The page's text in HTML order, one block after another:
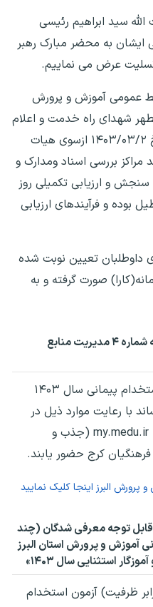
سید ابراهیم رئیسی
ایشان به محضر مبارک رهبر
تسلیت عرض می نماییم.
عمومی آموزش و پرورش
شهدای راه خدمت و اعلام
تعطیلی رسمی روز چهارشنبه مورخ ۱۴۰۳/۰۳/۲ ازسوی هیات
مراکز بررسی اسناد ومدارک و
و ارزیابی تکمیلی روز
مورخ ۱۴۰۳/۰۳/۰۲ تعطیل بوده و فرآیندهای ارزیابی
داوطلبان تعیین نوبت شده
صورت گرفته و به
خبر ۱۸ اردیبهشت ۱۴۰۳-**اطلاعیه شماره ۴ مدیریت منابع
به اطلاع پذیرفته شدگان آزمون استخدام‌ پیمانی سال ۱۴۰۳
با رعایت موارد ذیل در
زمان مشخص شده توسط سامانه my.medu.ir (جذب و
کرج حضور یابند.
البرز اینجا کلیک نمایید
۱۴۰۳-اطلاعیه : قابل توجه معرفی شدگان (چند
آموزش و پرورش استان البرز
استثنایی سال ۱۴۰۳»
ظرفیت) آزمون استخدام